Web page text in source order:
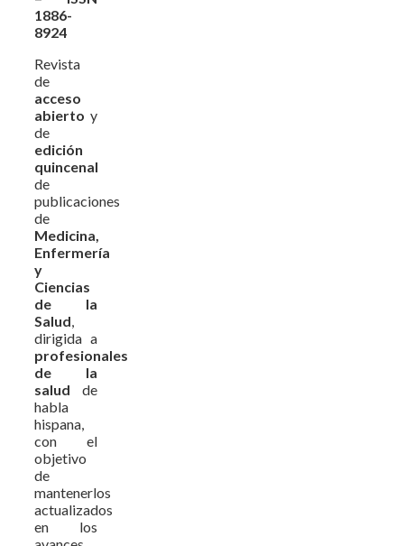
1886-
8924
Revista
de
acceso
abierto y
de
edición
quincenal
de
publicaciones
de
Medicina,
Enfermería
y
Ciencias
de la
Salud
dirigida a
profesionales
de la
salud de
habla
hispana,
con el
objetivo
de
mantenerlos
actualizados
en los